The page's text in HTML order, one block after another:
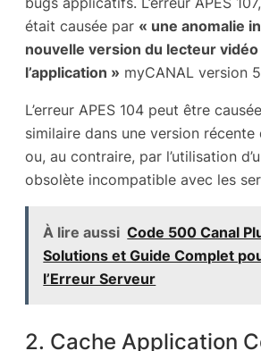
était causée par « une anomalie
nouvelle version du lecteur vidéo
l’application » myCANAL version
L’erreur APES 104 peut être
similaire dans une version récente
ou, au contraire, par l’utilisation
obsolète incompatible avec les
À lire aussi Code 500 Canal
Solutions et Guide Complet
l’Erreur Serveur
2. Cache Application